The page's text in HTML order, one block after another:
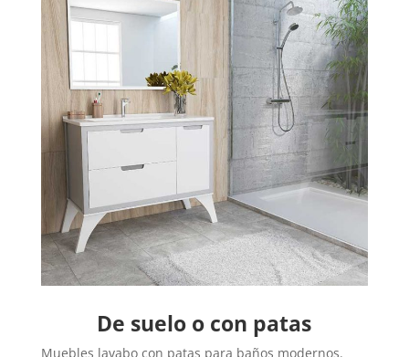
De suelo o con patas
Muebles lavabo con patas para baños modernos.